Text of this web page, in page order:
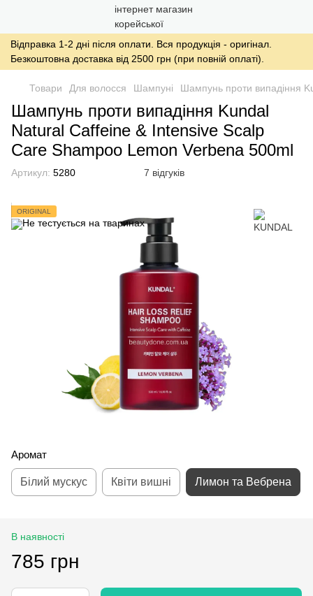
Відправка 1-2 дні після оплати. Вся продукція - оригінал.
Безкоштовна доставка від 2500 грн (при повній оплаті).
Товари Для волосся Шампуні Шампунь проти випадіння
Шампунь проти випадіння Kundal
Natural Caffeine & Intensive Scalp
Care Shampoo Lemon Verbena 500ml
Артикул: 5280 7 відгуків
ORIGINAL
Аромат
Білий мускус Квіти вишні Лимон та Вебрена
В наявності
785 грн